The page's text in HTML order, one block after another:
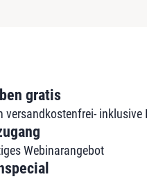
gratis
versandkostenfrei- inklusive
Webinarangebot